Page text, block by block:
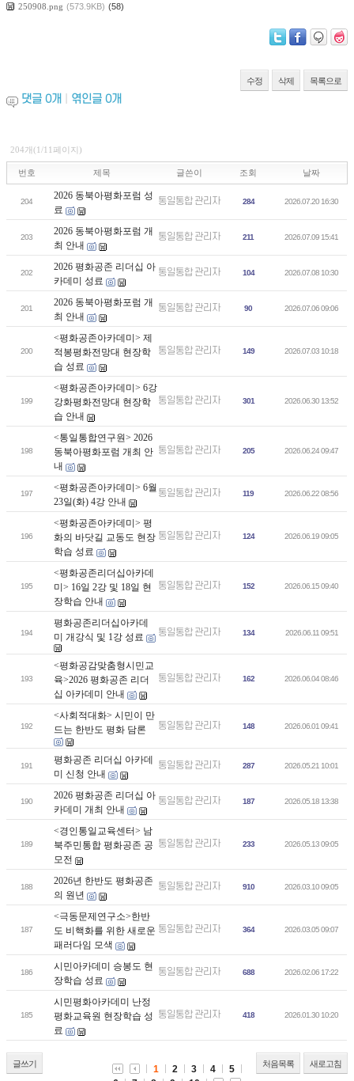
250908.png (573.9KB) (58)
수정 삭제 목록으로
댓글 0개 엮인글 0개
204개(1/11페이지)
번호 제목 글쓴이 조회 날짜
204
2026 동북아평화포럼 성
료
통일통합 관리자 284 2026.07.20 16:30
203
2026 동북아평화포럼 개
최 안내
통일통합 관리자 211 2026.07.09 15:41
202
2026 평화공존 리더십 아
카데미 성료
통일통합 관리자 104 2026.07.08 10:30
201
2026 동북아평화포럼 개
최 안내
통일통합 관리자 90 2026.07.06 09:06
200
<평화공존아카데미> 제
적봉평화전망대 현장학
습 성료
통일통합 관리자 149 2026.07.03 10:18
199
<평화공존아카데미> 6강
강화평화전망대 현장학
습 안내
통일통합 관리자 301 2026.06.30 13:52
198
<통일통합연구원> 2026
동북아평화포럼 개최 안
내
통일통합 관리자 205 2026.06.24 09:47
197
<평화공존아카데미> 6월
23일(화) 4강 안내
통일통합 관리자 119 2026.06.22 08:56
196
<평화공존아카데미> 평
화의 바닷길 교동도 현장
학습 성료
통일통합 관리자 124 2026.06.19 09:05
195
<평화공존리더십아카데
미> 16일 2강 및 18일 현
장학습 안내
통일통합 관리자 152 2026.06.15 09:40
194
평화공존리더십아카데
미 개강식 및 1강 성료
통일통합 관리자 134 2026.06.11 09:51
193
<평화공감맞춤형시민교
육>2026 평화공존 리더
십 아카데미 안내
통일통합 관리자 162 2026.06.04 08:46
192
<사회적대화> 시민이 만
드는 한반도 평화 담론
통일통합 관리자 148 2026.06.01 09:41
191
평화공존 리더십 아카데
미 신청 안내
통일통합 관리자 287 2026.05.21 10:01
190
2026 평화공존 리더십 아
카데미 개최 안내
통일통합 관리자 187 2026.05.18 13:38
189
<경인통일교육센터> 남
북주민통합 평화공존 공
모전
통일통합 관리자 233 2026.05.13 09:05
188
2026년 한반도 평화공존
의 원년
통일통합 관리자 910 2026.03.10 09:05
187
<극동문제연구소>한반
도 비핵화를 위한 새로운
패러다임 모색
통일통합 관리자 364 2026.03.05 09:07
186
시민아카데미 승봉도 현
장학습 성료
통일통합 관리자 688 2026.02.06 17:22
185
시민평화아카데미 난정
평화교육원 현장학습 성
료
통일통합 관리자 418 2026.01.30 10:20
글쓰기 처음목록 새로고침
1 2 3 4
5